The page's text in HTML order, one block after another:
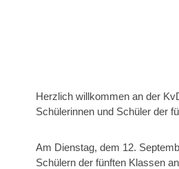
Herzlich willkommen an der
Schülerinnen und Schüler der
Am Dienstag, dem 12.
Schülern der fünften Klassen